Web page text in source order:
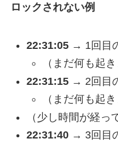
ロックされない例
22:31:05→ 1回目
（まだ何も起き
22:31:15→ 2回目
（まだ何も起き
（少し時間が経っ
22:31:40→ 3回目